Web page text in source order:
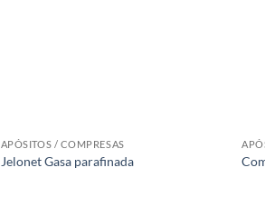
APÓSITOS / COMPRESAS
Jelonet Gasa parafinada